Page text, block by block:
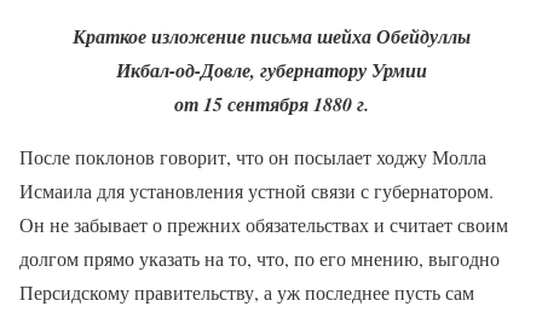
Краткое изложение письма шейха Обейдуллы
Икбал-од-Довле, губернатору Урмии
от 15 сентября 1880 г.
После поклонов говорит, что он посылает ходжу Молла
Исмаила для установления устной связи с губернатором.
Он не забывает о прежних обязательствах и считает своим
долгом прямо указать на то, что, по его мнению, выгодно
Персидскому правительству, а уж последнее пусть сам